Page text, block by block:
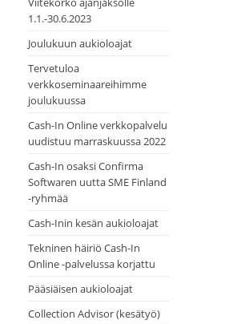
1.1.-30.6.2023
Joulukuun aukioloajat
Tervetuloa
verkkoseminaareihimme
joulukuussa
Cash-In Online verkkopalvelu
uudistuu marraskuussa 2022
Cash-In osaksi Confirma
Softwaren uutta SME Finland
-ryhmää
Cash-Inin kesän aukioloajat
Tekninen häiriö Cash-In
Online -palvelussa korjattu
Pääsiäisen aukioloajat
Collection Advisor (kesätyö)